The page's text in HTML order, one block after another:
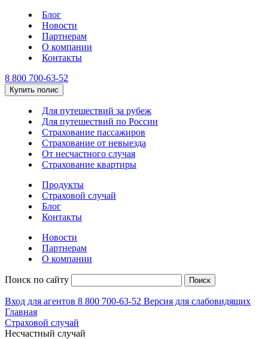
Блог
Новости
Партнерам
О компании
Контакты
8 800 700-63-52
Купить полис
Для путешествий за рубеж
Для путешествий по России
Страхование пассажиров
Страхование от невыезда
От несчастного случая
Страхование квартиры
Продукты
Страховой случай
Блог
Контакты
Новости
Партнерам
О компании
Поиск по сайту Поиск
Вход для агентов 8 800 700-63-52 Версия для слабовидящих
Главная
Страховой случай
Несчастный случай